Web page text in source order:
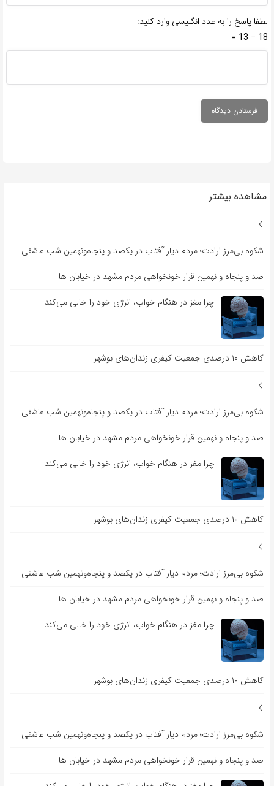
لطفا پاسخ را به عدد انگلیسی وارد کنید:
18 − 13 =
مشاهده بیشتر
شکوه بی‌مرز ارادت؛ مردم دیار آفتاب در یکصد و پنجاه‌ونهمین شب عاشقی
صد و پنجاه و نهمین قرار خونخواهی مردم مشهد در خیابان ها
چرا مغز در هنگام خواب، انرژی خود را خالی می‌کند
کاهش ۱۰ درصدی جمعیت کیفری زندان‌های بوشهر
شکوه بی‌مرز ارادت؛ مردم دیار آفتاب در یکصد و پنجاه‌ونهمین شب عاشقی
صد و پنجاه و نهمین قرار خونخواهی مردم مشهد در خیابان ها
چرا مغز در هنگام خواب، انرژی خود را خالی می‌کند
کاهش ۱۰ درصدی جمعیت کیفری زندان‌های بوشهر
شکوه بی‌مرز ارادت؛ مردم دیار آفتاب در یکصد و پنجاه‌ونهمین شب عاشقی
صد و پنجاه و نهمین قرار خونخواهی مردم مشهد در خیابان ها
چرا مغز در هنگام خواب، انرژی خود را خالی می‌کند
کاهش ۱۰ درصدی جمعیت کیفری زندان‌های بوشهر
شکوه بی‌مرز ارادت؛ مردم دیار آفتاب در یکصد و پنجاه‌ونهمین شب عاشقی
صد و پنجاه و نهمین قرار خونخواهی مردم مشهد در خیابان ها